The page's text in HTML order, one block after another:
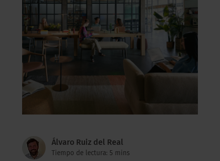
Álvaro Ruiz del Real
Tiempo de lectura: 5 mins